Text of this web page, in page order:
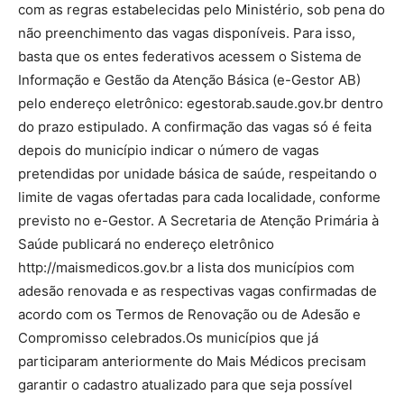
com as regras estabelecidas pelo Ministério, sob pena do
não preenchimento das vagas disponíveis. Para isso,
basta que os entes federativos acessem o Sistema de
Informação e Gestão da Atenção Básica (e-Gestor AB)
pelo endereço eletrônico: egestorab.saude.gov.br dentro
do prazo estipulado. A confirmação das vagas só é feita
depois do município indicar o número de vagas
pretendidas por unidade básica de saúde, respeitando o
limite de vagas ofertadas para cada localidade, conforme
previsto no e-Gestor. A Secretaria de Atenção Primária à
Saúde publicará no endereço eletrônico
http://maismedicos.gov.br a lista dos municípios com
adesão renovada e as respectivas vagas confirmadas de
acordo com os Termos de Renovação ou de Adesão e
Compromisso celebrados.Os municípios que já
participaram anteriormente do Mais Médicos precisam
garantir o cadastro atualizado para que seja possível